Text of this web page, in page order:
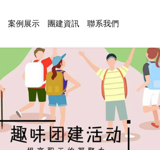
案例展示 團建資訊 聯系我們